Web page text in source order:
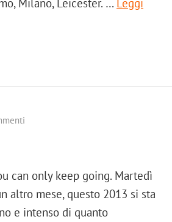
can only keep going. Martedì
altro mese, questo 2013 si sta
e intenso di quanto